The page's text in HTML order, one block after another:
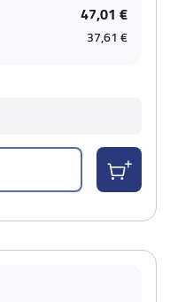
47,01 €
37,61 €